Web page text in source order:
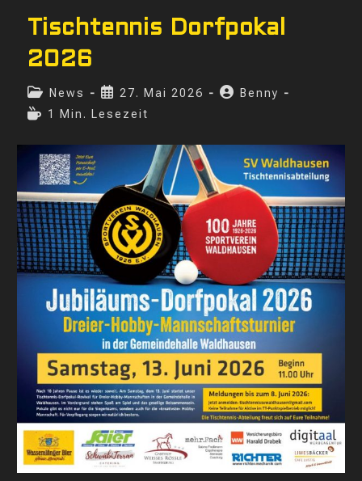
Mit
Perfekter
Tischtennis Dorfpokal
2026
Beitrags-
Kategorie:
News
Beitrag
veröffentlicht:
27. Mai 2026
Beitrags-
Benny
Lesedauer:
1 Min. Lesezeit